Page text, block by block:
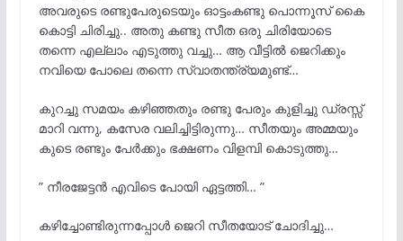
അവരുടെ രണ്ടുപേരുടെയും ഓട്ടംകണ്ടു പൊന്നൂസ് കൈ
കൊട്ടി ചിരിച്ചു.. അതു കണ്ടു സീത ഒരു ചിരിയോടെ
തന്നെ എല്ലാം എടുത്തു വച്ചു… ആ വീട്ടിൽ ജെറിക്കും
നവിയെ പോലെ തന്നെ സ്വാതന്ത്ര്യമുണ്ട്…
കുറച്ചു സമയം കഴിഞ്ഞതും രണ്ടു പേരും കുളിച്ചു ഡ്രസ്സ്‌
മാറി വന്നു, കസേര വലിച്ചിട്ടിരുന്നു… സീതയും അമ്മയും
കുടെ രണ്ടും പേർക്കും ഭക്ഷണം വിളമ്പി കൊടുത്തു…
” നീരജേട്ടൻ എവിടെ പോയി ഏട്ടത്തി… ”
കഴിച്ചോണ്ടിരുന്നപ്പോൾ ജെറി സീതയോട് ചോദിച്ചു…